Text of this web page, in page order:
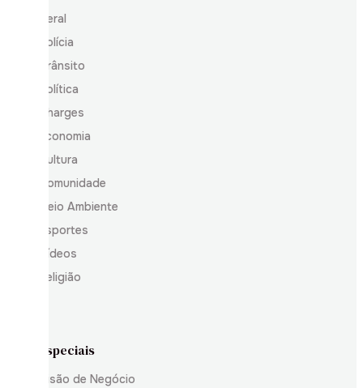
Geral
Polícia
Trânsito
Política
Charges
Economia
Cultura
Comunidade
Meio Ambiente
Esportes
Vídeos
Religião
Especiais
Visão de Negócio